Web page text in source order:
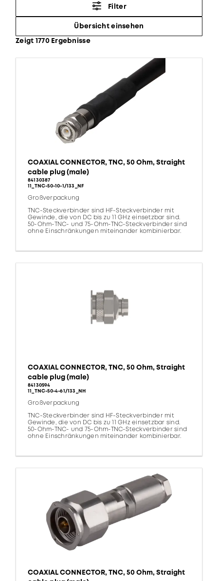
Filter
Übersicht einsehen
Zeigt 1770 Ergebnisse
COAXIAL CONNECTOR, TNC, 50 Ohm, Straight
cable plug (male)
84130387
11_TNC-50-10-1/133_NF
Großverpackung
TNC-Steckverbinder sind HF-Steckverbinder mit
Gewinde, die von DC bis zu 11 GHz einsetzbar sind.
50-Ohm-TNC- und 75-Ohm-TNC-Steckverbinder sind
ohne Einschränkungen miteinander kombinierbar.
COAXIAL CONNECTOR, TNC, 50 Ohm, Straight
cable plug (male)
84130594
11_TNC-50-4-61/133_NH
Großverpackung
TNC-Steckverbinder sind HF-Steckverbinder mit
Gewinde, die von DC bis zu 11 GHz einsetzbar sind.
50-Ohm-TNC- und 75-Ohm-TNC-Steckverbinder sind
ohne Einschränkungen miteinander kombinierbar.
COAXIAL CONNECTOR, TNC, 50 Ohm, Straight